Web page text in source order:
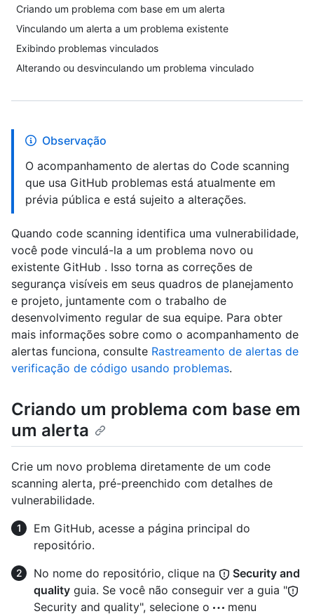
Criando um problema com base em um alerta
Vinculando um alerta a um problema existente
Exibindo problemas vinculados
Alterando ou desvinculando um problema vinculado
Observação
O acompanhamento de alertas do Code scanning
que usa GitHub problemas está atualmente em
prévia pública e está sujeito a alterações.
Quando code scanning identifica uma vulnerabilidade,
você pode vinculá-la a um problema novo ou
existente GitHub . Isso torna as correções de
segurança visíveis em seus quadros de planejamento
e projeto, juntamente com o trabalho de
desenvolvimento regular de sua equipe. Para obter
mais informações sobre como o acompanhamento de
alertas funciona, consulte Rastreamento de alertas de
verificação de código usando problemas.
Criando um problema com base em
um alerta
Crie um novo problema diretamente de um code
scanning alerta, pré-preenchido com detalhes de
vulnerabilidade.
Em GitHub, acesse a página principal do
repositório.
No nome do repositório, clique na
Security and
quality guia. Se você não conseguir ver a guia "
Security and quality", selecione o
menu